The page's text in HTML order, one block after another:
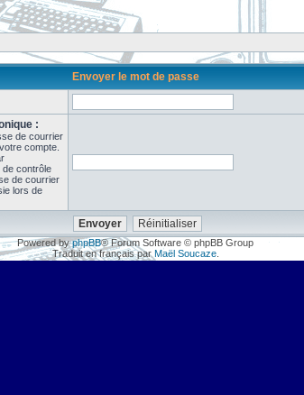
Envoyer le mot de passe
:
de courrier
compte.
de contrôle
de courrier
lors de
Powered byphpBB® Forum Software © phpBB Group
Traduit en français par Maël Soucaze.